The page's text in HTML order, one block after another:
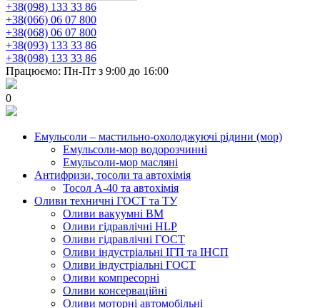
+38(098) 133 33 86
+38(066) 06 07 800
+38(068) 06 07 800
+38(093) 133 33 86
+38(098) 133 33 86
Працюємо: Пн-Пт з 9:00 до 16:00
0
Емульсоли – мастильно-охолоджуючі рідини (мор)
Емульсоли-мор водорозчинні
Емульсоли-мор масляні
Антифризи, тосоли та автохімія
Тосол А-40 та автохімія
Оливи техничні ГОСТ та ТУ
Оливи вакуумні ВМ
Оливи гідравлічні HLP
Оливи гідравлічні ГОСТ
Оливи індустріальні ІГП та ІНСП
Оливи індустріальні ГОСТ
Оливи компресорні
Оливи консерваційні
Оливи моторні автомобільні